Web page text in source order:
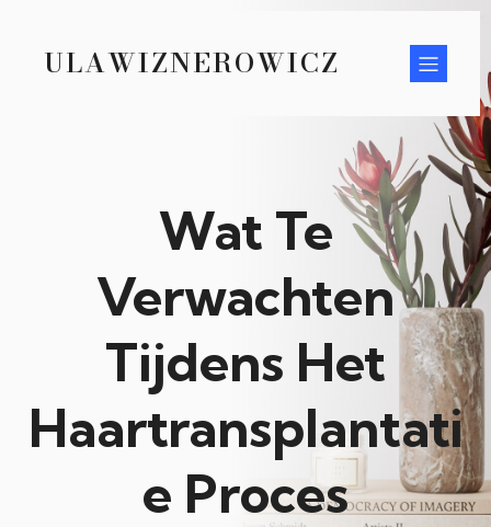
ULAWIZNEROWICZ
Wat Te
Verwachten
Tijdens Het
Haartransplantati
e Proces